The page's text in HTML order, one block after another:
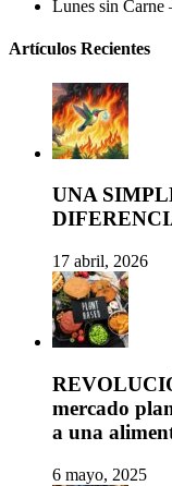
Lunes sin Carne
Artículos Recientes
UNA
17 abril, 2026
mercado
a una
6 mayo, 2025